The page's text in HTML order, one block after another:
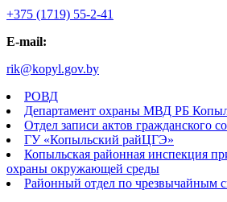
+375 (1719) 55-2-41
E-mail:
rik@kopyl.gov.by
РОВД
Департамент охраны МВД РБ
Отдел записи актов гражданского
ГУ «Копыльский райЦГЭ»
Копыльская районная инспекция
охраны окружающей среды
Районный отдел по чрезвычайным